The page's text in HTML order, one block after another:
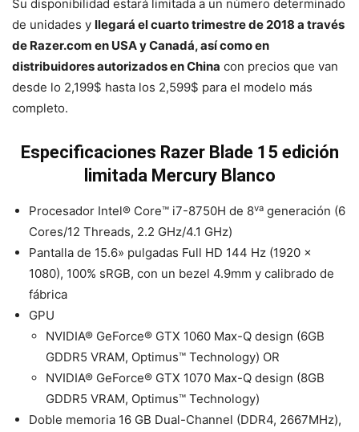
Su disponibilidad estará limitada a un número determinado
de unidades y llegará el cuarto trimestre de 2018 a través
de Razer.com en USA y Canadá, así como en
distribuidores autorizados en China con precios que van
desde lo 2,199$ hasta los 2,599$ para el modelo más
completo.
Especificaciones Razer Blade 15 edición
limitada Mercury Blanco
Procesador Intel® Core™ i7-8750H de 8va generación (6
Cores/12 Threads, 2.2 GHz/4.1 GHz)
Pantalla de 15.6» pulgadas Full HD 144 Hz (1920 x
1080), 100% sRGB, con un bezel 4.9mm y calibrado de
fábrica
GPU
NVIDIA® GeForce® GTX 1060 Max-Q design (6GB
GDDR5 VRAM, Optimus™ Technology) OR
NVIDIA® GeForce® GTX 1070 Max-Q design (8GB
GDDR5 VRAM, Optimus™ Technology)
Doble memoria 16 GB Dual-Channel (DDR4, 2667MHz),